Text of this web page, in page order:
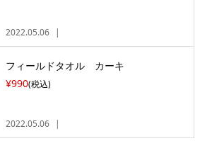
2022.05.06
フィールドタオル カーキ
¥990(税込)
2022.05.06